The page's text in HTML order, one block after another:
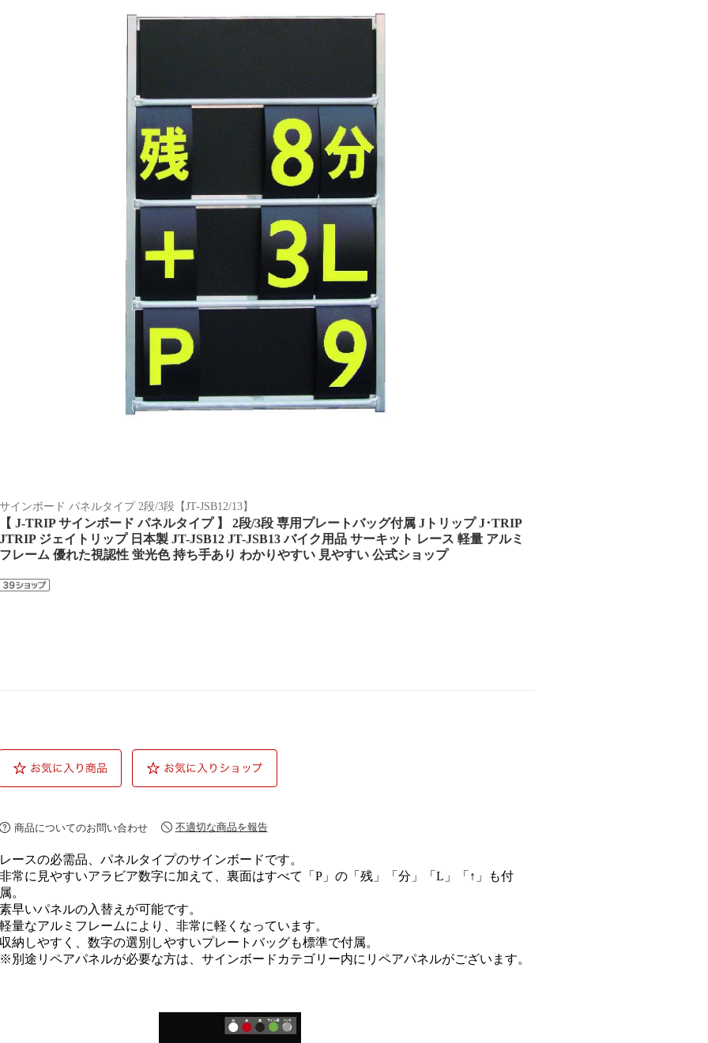
インボード パネルタイプ 2段/3段【JT-JSB12/13】
J-TRIP サインボード パネルタイプ 】 2段/3段 専用プレートバッグ付属 Jトリップ J･TRIP
ジェイトリップ 日本製 JT-JSB12 JT-JSB13 バイク用品 サーキット レース 軽量 アルミ
レーム 優れた視認性 蛍光色 持ち手あり わかりやすい 見やすい 公式ショップ
商品についてのお問い合わせ 不適切な商品を報告
ースの必需品、パネルタイプのサインボードです。
常に見やすいアラビア数字に加えて、裏面はすべて「P」の「残」「分」「L」「↑」も付
。
早いパネルの入替えが可能です。
量なアルミフレームにより、非常に軽くなっています。
納しやすく、数字の選別しやすいプレートバッグも標準で付属。
別途リペアパネルが必要な方は、サインボードカテゴリー内にリペアパネルがございます。